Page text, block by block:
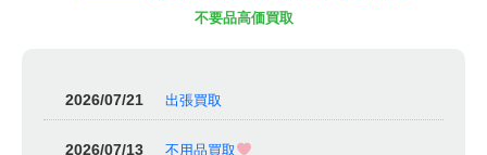
不要品高価買取
2026/07/21 出張買取
2026/07/13 不用品買取